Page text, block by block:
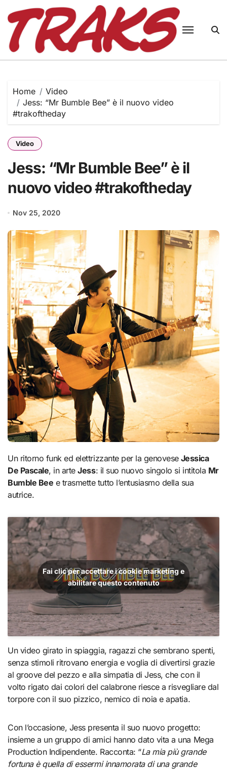
content
Home
Video
Jess: “Mr Bumble Bee” è il nuovo video
#trakoftheday
Video
Jess: “Mr Bumble Bee” è il
nuovo video #trakoftheday
Nov 25, 2020
Un ritorno funk ed elettrizzante per la genoveseJessica
De Pascale, in arteJess: il suo nuovo singolo si intitola Mr
Bumble Bee e trasmette tutto l’entusiasmo della sua
autrice.
Fai clic per accettare i cookie marketing e
abilitare questo contenuto
Un video girato in spiaggia, ragazzi che sembrano spenti,
senza stimoli ritrovano energia e voglia di divertirsi grazie
al groove del pezzo e alla simpatia di Jess, che con il
volto rigato dai colori del calabrone riesce a risvegliare dal
torpore con il suo pizzico, nemico di noia e apatia.
Con l’occasione, Jess presenta il suo nuovo progetto:
insieme a un gruppo di amici hanno dato vita a una Mega
Production Indipendente. Racconta: “La mia più grande
fortuna è quella di essermi innamorata di una grande